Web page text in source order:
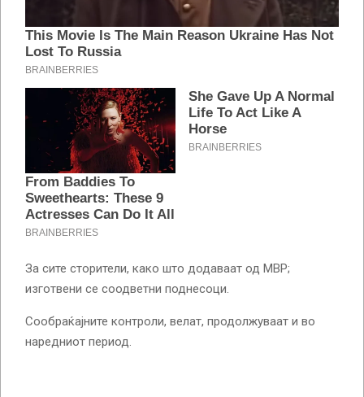
За сите сторители, како што додаваат од МВР;
изготвени се соодветни поднесоци.
Сообраќајните контроли, велат, продолжуваат и во
наредниот период.